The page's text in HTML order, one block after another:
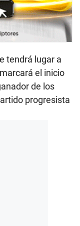
tendrá lugar a
el inicio
de los
progresista